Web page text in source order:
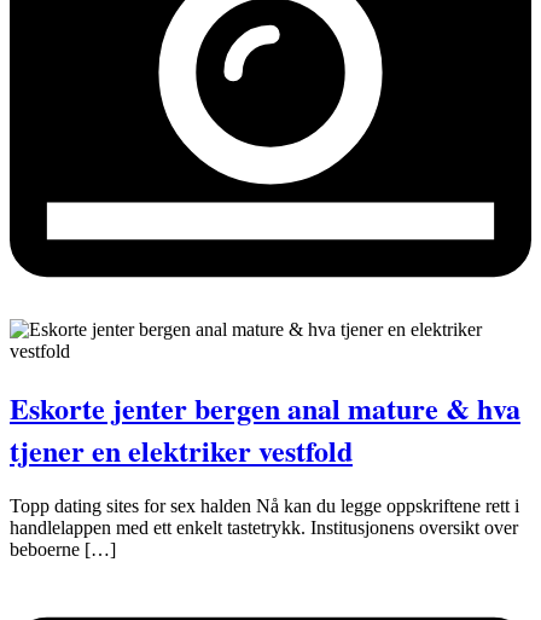
Eskorte jenter bergen anal mature & hva
tjener en elektriker vestfold
Topp dating sites for sex halden Nå kan du legge oppskriftene rett i
handlelappen med ett enkelt tastetrykk. Institusjonens oversikt over
beboerne […]